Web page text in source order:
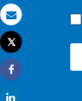
Email
Imprimer
Tweet
Share